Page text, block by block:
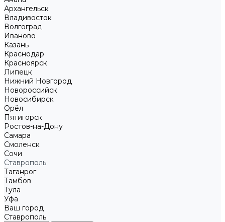
Архангельск
Владивосток
Волгоград
Иваново
Казань
Краснодар
Красноярск
Липецк
Нижний Новгород
Новороссийск
Новосибирск
Орёл
Пятигорск
Ростов-на-Дону
Самара
Смоленск
Сочи
Ставрополь
Таганрог
Тамбов
Тула
Уфа
Ваш город
Ставрополь